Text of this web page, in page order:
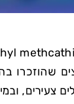
צעירים,